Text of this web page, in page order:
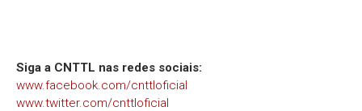
Siga a CNTTL nas redes sociais:
www.facebook.com/cnttloficial
www.twitter.com/cnttloficial